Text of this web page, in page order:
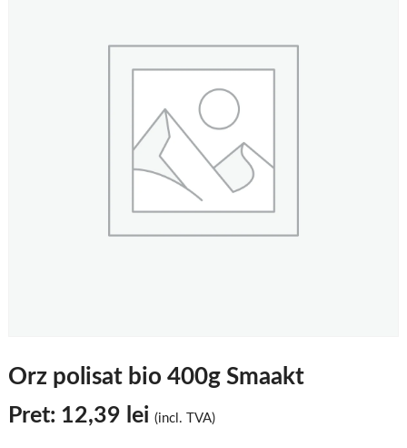
Orz polisat bio 400g Smaakt
Pret: 12,39 lei (incl. TVA)